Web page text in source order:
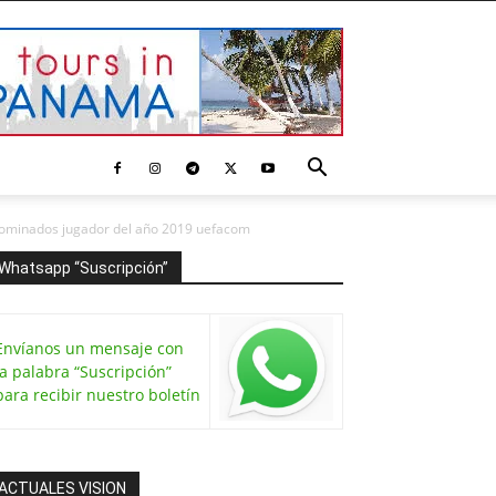
jugador del año 2019 uefacom
“Suscripción”
un mensaje con
palabra “Suscripción”
recibir nuestro boletín
VISION